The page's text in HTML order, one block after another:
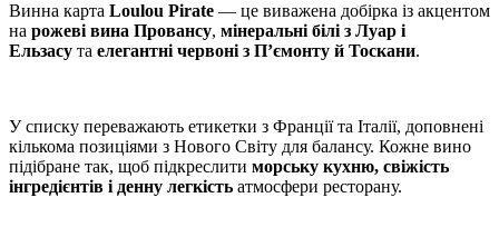
Винна карта Loulou Pirate — це виважена добірка із акцентом
на рожеві вина Провансу, мінеральні білі з Луар і
Ельзасу та елегантні червоні з П’ємонту й Тоскани.
У списку переважають етикетки з Франції та Італії, доповнені
кількома позиціями з Нового Світу для балансу. Кожне вино
підібране так, щоб підкреслити морську кухню, свіжість
інгредієнтів і денну легкість атмосфери ресторану.